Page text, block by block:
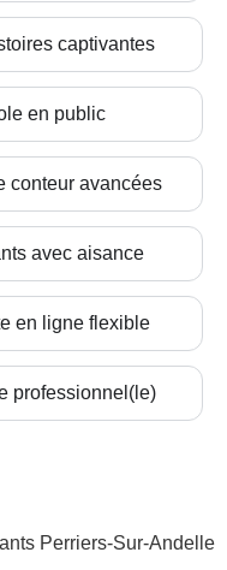
captivantes
en public
conteur avancées
avec aisance
en ligne flexible
professionnel(le)